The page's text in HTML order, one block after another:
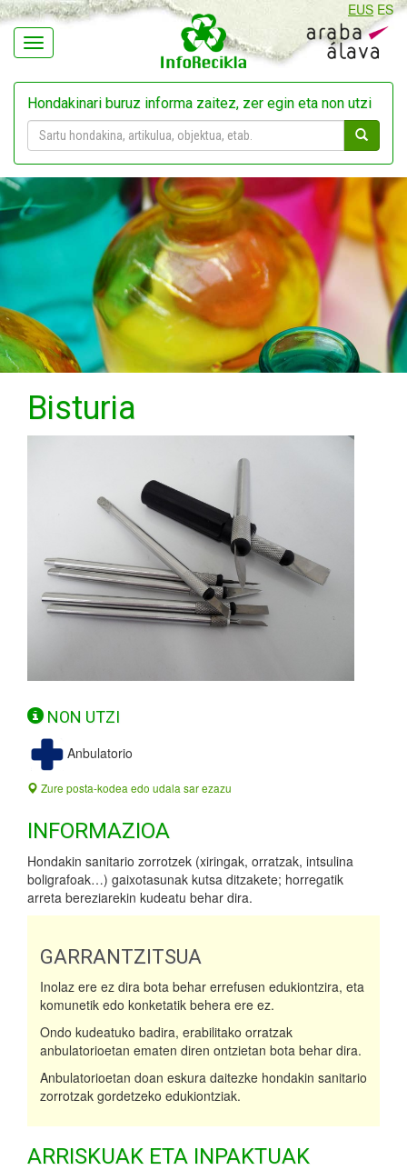
Navegación
EUS ES
Hondakinari buruz informa zaitez, zer egin eta non utzi
Bisturia
NON UTZI
Anbulatorio
Zure posta-kodea edo udala sar ezazu
INFORMAZIOA
Hondakin sanitario zorrotzek (xiringak, orratzak, intsulina
boligrafoak…) gaixotasunak kutsa ditzakete; horregatik
arreta bereziarekin kudeatu behar dira.
GARRANTZITSUA
Inolaz ere ez dira bota behar errefusen edukiontzira, eta
komunetik edo konketatik behera ere ez.
Ondo kudeatuko badira, erabilitako orratzak
anbulatorioetan ematen diren ontzietan bota behar dira.
Anbulatorioetan doan eskura daitezke hondakin sanitario
zorrotzak gordetzeko edukiontziak.
ARRISKUAK ETA INPAKTUAK